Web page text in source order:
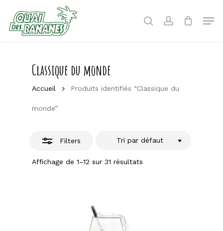
main
content
searchaccount
Classique du monde
Accueil Produits identifiés “Classique du
monde”
Filters
Affichage de 1–12 sur 31 résultats
Tri par défaut
Close